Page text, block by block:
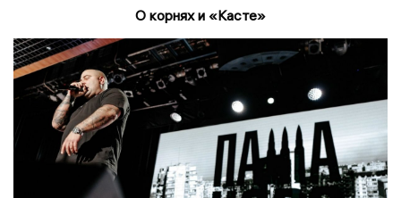
О корнях и «Касте»